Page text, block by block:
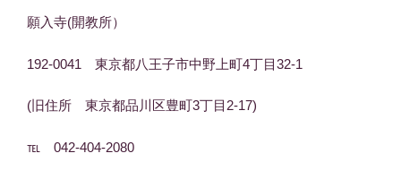
願入寺(開教所）
192-0041 東京都八王子市中野上町4丁目32-1
(旧住所 東京都品川区豊町3丁目2-17)
℡ 042-404-2080